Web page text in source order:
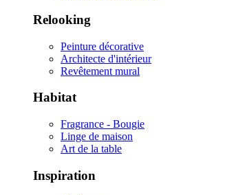
Relooking
Peinture décorative
Architecte d'intérieur
Revêtement mural
Habitat
Fragrance - Bougie
Linge de maison
Art de la table
Inspiration